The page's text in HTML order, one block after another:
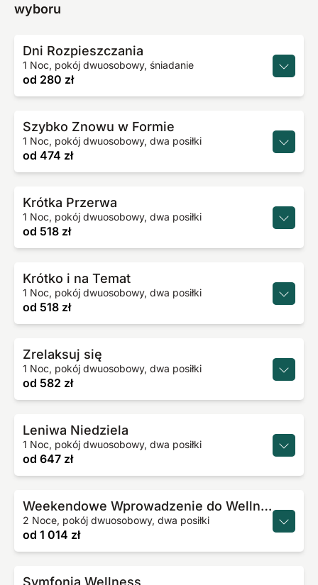
wyboru
Dni Rozpieszczania
1 Noc, pokój dwuosobowy, śniadanie
od 280 zł
Szybko Znowu w Formie
1 Noc, pokój dwuosobowy, dwa posiłki
od 474 zł
Krótka Przerwa
1 Noc, pokój dwuosobowy, dwa posiłki
od 518 zł
Krótko i na Temat
1 Noc, pokój dwuosobowy, dwa posiłki
od 518 zł
Zrelaksuj się
1 Noc, pokój dwuosobowy, dwa posiłki
od 582 zł
Leniwa Niedziela
1 Noc, pokój dwuosobowy, dwa posiłki
od 647 zł
Weekendowe Wprowadzenie do Wellness
2 Noce, pokój dwuosobowy, dwa posiłki
od 1 014 zł
Symfonia Wellness